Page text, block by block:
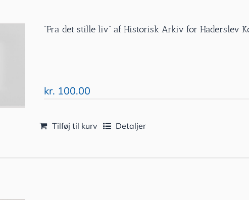
”Fra det stille liv” af Historisk Arkiv for Haderslev
kr. 100.00
Tilføj til kurv Detaljer